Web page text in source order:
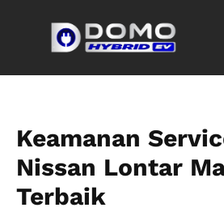
Keamanan
Nissan Lontar
Terbaik